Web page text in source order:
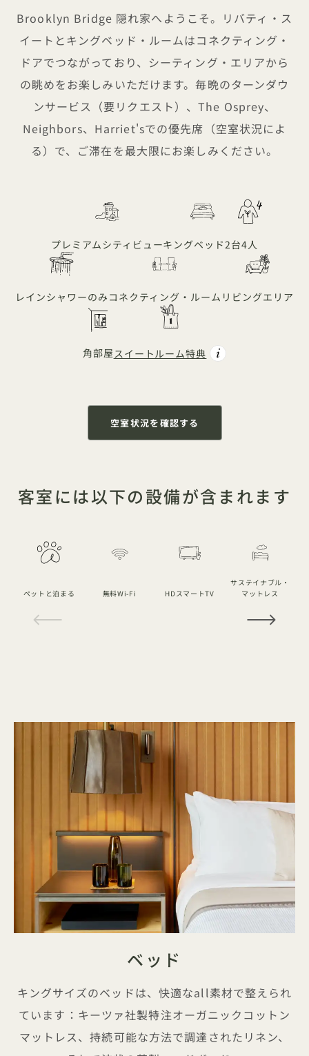
Brooklyn Bridge 隠れ家へようこそ。リバティ・ス
イートとキングベッド・ルームはコネクティング・
ドアでつながっており、シーティング・エリアから
の眺めをお楽しみいただけます。毎晩のターンダウ
ンサービス（要リクエスト）、The Osprey、
Neighbors、Harriet'sでの優先席（空室状況によ
る）で、ご滞在を最大限にお楽しみください。
プレミアムシティビューキングベッド2台4人
レインシャワーのみ コネクティング・ルーム リビングエリア
角部屋 スイートルーム特典
空室状況を確認する
客室には以下の設備が含まれます
ペットと泊まる 無料Wi-Fi HDスマートTV
サステイナブル・
マットレス
ベッド
キングサイズのベッドは、快適なall素材で整えられ
ています：キーツァ社製特注オーガニックコットン
マットレス、持続可能な方法で調達されたリネン、